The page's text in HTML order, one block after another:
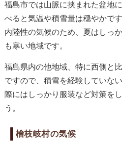
福島市では山脈に挟まれた盆地
べると気温や積雪量は穏やかで
内陸性の気候のため、夏はしっ
も寒い地域です。
福島県内の他地域、特に西側と
ですので、積雪を経験していな
際にはしっかり服装など対策を
う。
檜枝岐村の気候